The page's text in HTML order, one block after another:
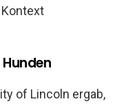
of Lincoln ergab,